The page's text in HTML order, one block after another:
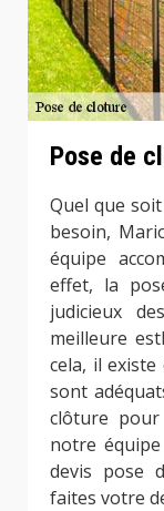
Pose de
Quel que
besoin,
équipe
effet, la
judicieux
meilleure
cela, il
sont
clôture
notre
devis pose
faites votre